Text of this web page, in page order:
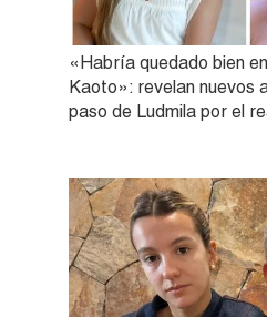
«Habría quedado bien
Kaoto»: revelan nuevos
paso de Ludmila por el